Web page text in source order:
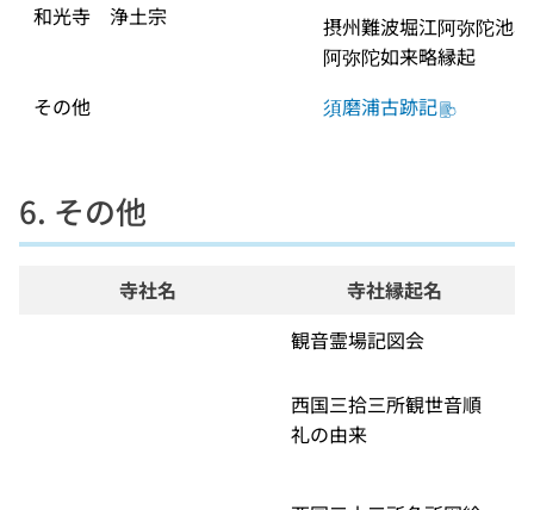
和光寺　浄土宗
摂州難波堀江阿弥陀池
阿弥陀如来略縁起
その他
須磨浦古跡記
6. その他
寺社名
寺社縁起名
観音霊場記図会
西国三拾三所観世音順
礼の由来